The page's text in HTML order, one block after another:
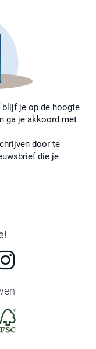
je op de hoogte
ga je akkoord met
door te
die je